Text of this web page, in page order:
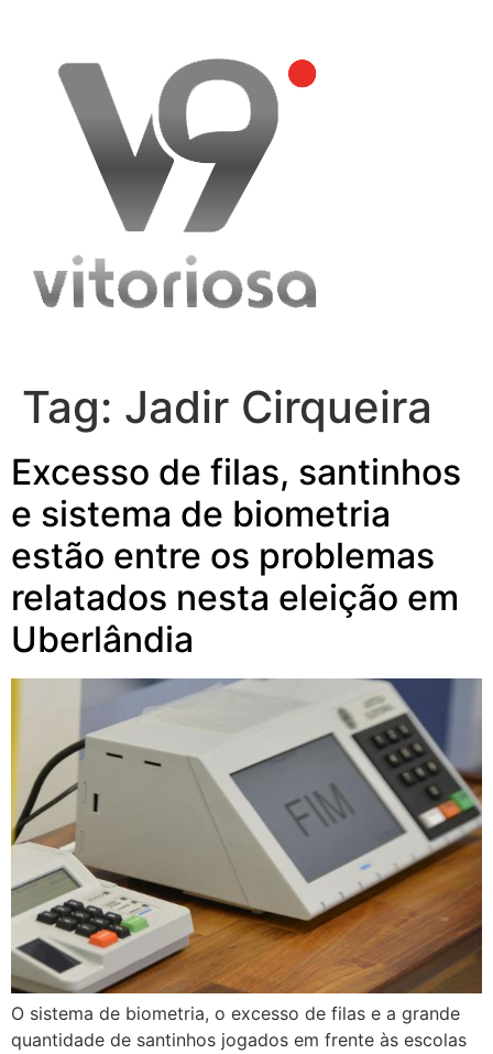
content
Tag: Jadir Cirqueira
Excesso de filas, santinhos
e sistema de biometria
estão entre os problemas
relatados nesta eleição em
Uberlândia
O sistema de biometria, o excesso de filas e a grande
quantidade de santinhos jogados em frente às escolas